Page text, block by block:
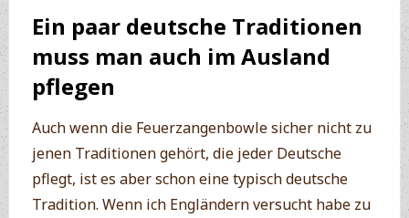
Ein paar deutsche Traditionen
muss man auch im Ausland
pflegen
Auch wenn die Feuerzangenbowle sicher nicht zu
jenen Traditionen gehört, die jeder Deutsche
pflegt, ist es aber schon eine typisch deutsche
Tradition. Wenn ich Engländern versucht habe zu